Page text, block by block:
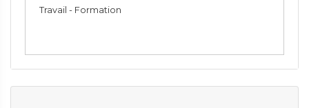
Travail - Formation